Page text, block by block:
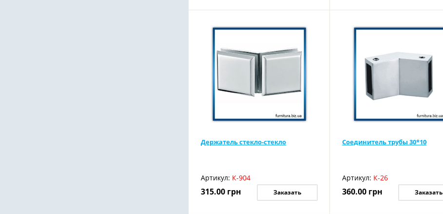
Держатель стекло-стекло
Артикул: К-904
315.00 грн Заказать
Соединитель трубы 30*10
Артикул: К-26
360.00 грн Заказать